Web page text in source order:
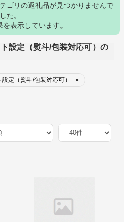
ゴリの返礼品が見つかりませんで
した。
を表示しています。
設定（熨斗/包装対応可）の
設定（熨斗/包装対応可） ×